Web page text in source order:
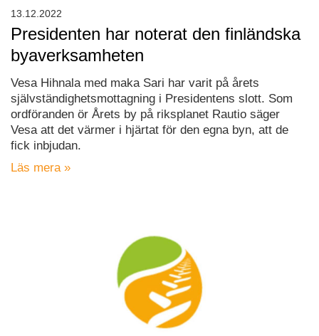
Presidenten har noterat den finländska
byaverksamheten
Vesa Hihnala med maka Sari har varit på årets
självständighetsmottagning i Presidentens slott. Som
ordföranden ör Årets by på riksplanet Rautio säger
Vesa att det värmer i hjärtat för den egna byn, att de
fick inbjudan.
Läs mera »
13.12.2022